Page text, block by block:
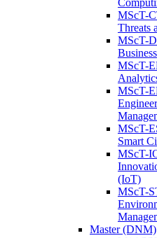
MScT-
Threats
MScT-
Business
MScT-
MScT-
MScT-
Smart
MScT-
(IoT)
MScT-
Master (DNM)